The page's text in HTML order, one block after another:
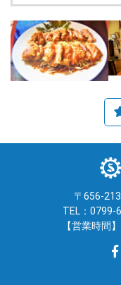
〒656-
TEL：0799-
【営業時間